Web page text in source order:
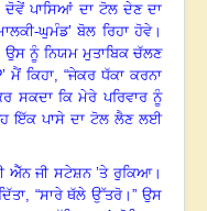
ਦੋਵੇਂ ਪਾਸਿਆਂ ਦਾ ਟੋਲ ਦੇਣ ਦਾ
ਘੁਮੰਡ’ ਬੋਲ ਰਿਹਾ ਹੋਵੇ।
ਉਸ ਨੂੰ ਨਿਯਮ ਮੁਤਾਬਿਕ ਚੱਲਣ
ਮੈਂ ਕਿਹਾ,“ਜੇਕਰ ਧੱਕਾ ਕਰਨਾ
ਸਕਦਾ ਕਿ ਮੇਰੇ ਪਰਿਵਾਰ ਨੂੰ
ਇੱਕ ਪਾਸੇ ਦਾ ਟੋਲ ਲੈਣ ਲਈ
ਜੀ ਸਟੇਸ਼ਨ ’ਤੇ ਰੁਕਿਆ।
, “ਸਾਰੇ ਥੱਲੇ ਉੱਤਰੋ।” ਉਸ